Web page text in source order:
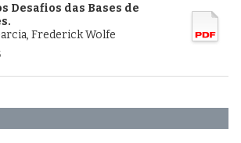
Desafios das Bases de
Frederick Wolfe